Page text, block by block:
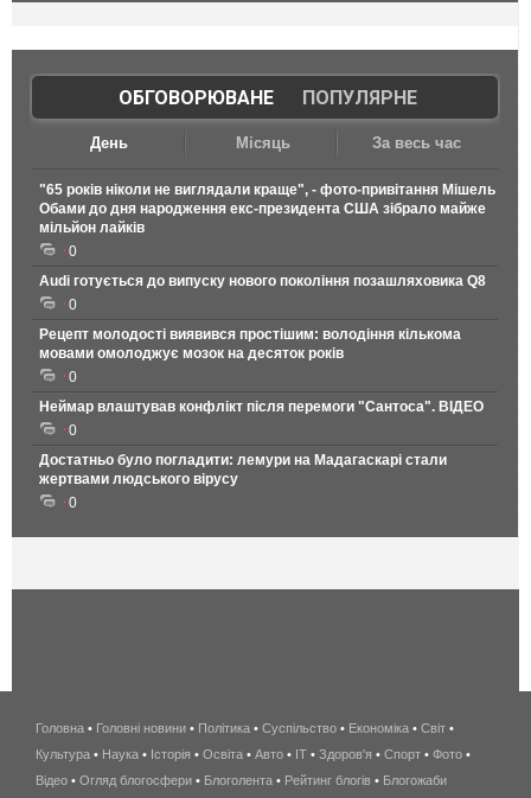
ОБГОВОРЮВАНЕ| ПОПУЛЯРНЕ
День Місяць За весь час
"65 років ніколи не виглядали краще", - фото-привітання Мішель
Обами до дня народження екс-президента США зібрало майже
мільйон лайків
0
Audi готується до випуску нового покоління позашляховика Q8
0
Рецепт молодості виявився простішим: володіння кількома
мовами омолоджує мозок на десяток років
0
Неймар влаштував конфлікт після перемоги "Сантоса". ВІДЕО
0
Достатньо було погладити: лемури на Мадагаскарі стали
жертвами людського вірусу
0
беспроводной
интернет
киев
Головна • Головні новини • Політика • Суспільство • Економіка • Світ •
Культура • Наука • Історія • Освіта • Авто • IT • Здоров'я • Спорт • Фото •
Відео • Огляд блогосфери • Блоголента • Рейтинг блогів • Блогожаби